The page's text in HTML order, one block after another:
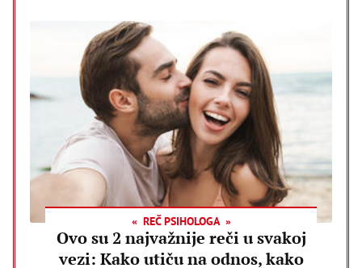
REČ PSIHOLOGA
Ovo su 2 najvažnije reči u svakoj
vezi: Kako utiču na odnos, kako